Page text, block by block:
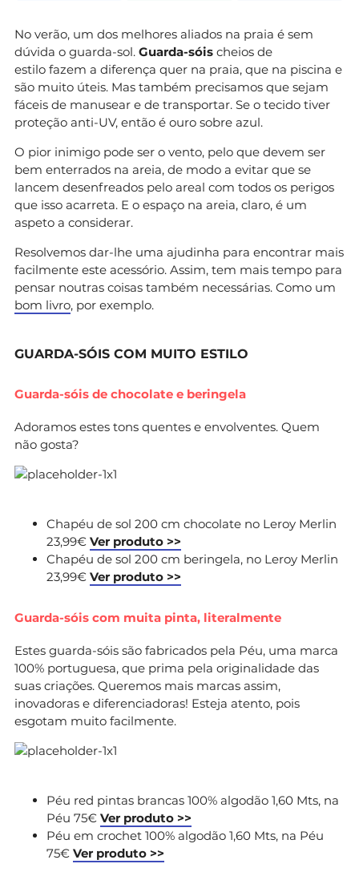
No verão, um dos melhores aliados na praia é sem
dúvida o guarda-sol. Guarda-sóis cheios de
estilo fazem a diferença quer na praia, que na piscina e
são muito úteis. Mas também precisamos que sejam
fáceis de manusear e de transportar. Se o tecido tiver
proteção anti-UV, então é ouro sobre azul.
O pior inimigo pode ser o vento, pelo que devem ser
bem enterrados na areia, de modo a evitar que se
lancem desenfreados pelo areal com todos os perigos
que isso acarreta. E o espaço na areia, claro, é um
aspeto a considerar.
Resolvemos dar-lhe uma ajudinha para encontrar mais
facilmente este acessório. Assim, tem mais tempo para
pensar noutras coisas também necessárias. Como um
bom livro, por exemplo.
GUARDA-SÓIS COM MUITO ESTILO
Guarda-sóis de chocolate e beringela
Adoramos estes tons quentes e envolventes. Quem
não gosta?
Chapéu de sol 200 cm chocolate no Leroy Merlin
23,99€ Ver produto >>
Chapéu de sol 200 cm beringela, no Leroy Merlin
23,99€ Ver produto >>
Guarda-sóis com muita pinta, literalmente
Estes guarda-sóis são fabricados pela Péu, uma marca
100% portuguesa, que prima pela originalidade das
suas criações. Queremos mais marcas assim,
inovadoras e diferenciadoras! Esteja atento, pois
esgotam muito facilmente.
Péu red pintas brancas 100% algodão 1,60 Mts, na
Péu 75€ Ver produto >>
Péu em crochet 100% algodão 1,60 Mts, na Péu
75€ Ver produto >>